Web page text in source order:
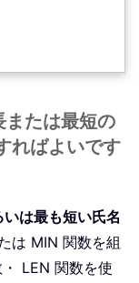
または最短の
ればよいです
は最も短い氏名
は MIN 関数を組
LEN 関数を使